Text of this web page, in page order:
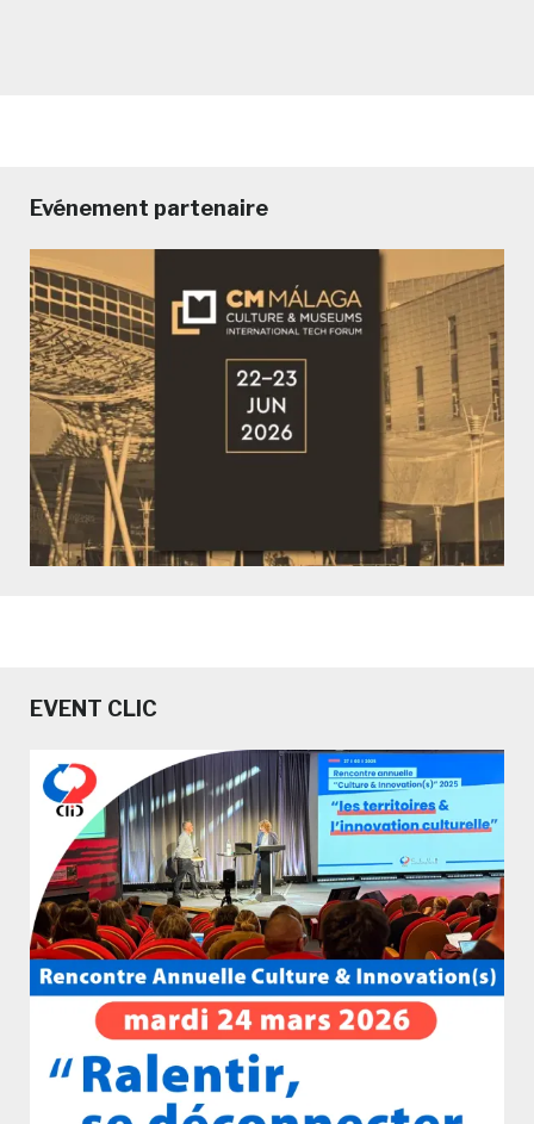
Evénement partenaire
EVENT CLIC